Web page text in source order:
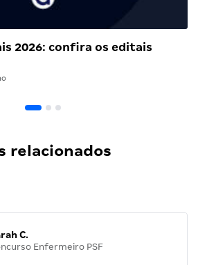
2026: confira os editais
relacionados
C.
Enfermeiro PSF